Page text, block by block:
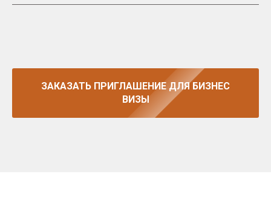
ЗАКАЗАТЬ ПРИГЛАШЕНИЕ ДЛЯ БИЗНЕС
ВИЗЫ